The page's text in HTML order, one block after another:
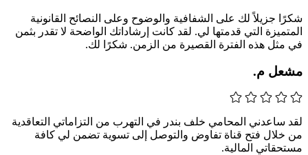
شكرًا جزيلاً لك على الشفافية والوضوح وعلى النصائح القانونية
المتميزة التي قدمتها لي. لقد كانت إرشاداتك الواضحة لا تقدر بثمن
في مثل هذه الفترة القصيرة من الزمن. شكرًا لك.
مشعل م.
لقد ساعدني المحامي خلف بندر في التهرب من التزاماتي التعاقدية
من خلال فتح قناة تفاوض والتوصل إلى تسوية تضمن لي كافة
مستحقاتي المالية.